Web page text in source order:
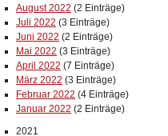
August 2022 (2 Einträge)
Juli 2022 (3 Einträge)
Juni 2022 (2 Einträge)
Mai 2022 (3 Einträge)
April 2022 (7 Einträge)
März 2022 (3 Einträge)
Februar 2022 (4 Einträge)
Januar 2022 (2 Einträge)
2021